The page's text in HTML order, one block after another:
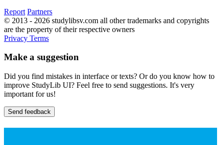
Report Partners
© 2013 - 2026 studylibsv.com all other trademarks and copyrights
are the property of their respective owners
Privacy Terms
Make a suggestion
Did you find mistakes in interface or texts? Or do you know how to
improve StudyLib UI? Feel free to send suggestions. It's very
important for us!
Send feedback